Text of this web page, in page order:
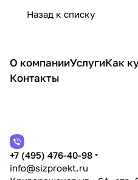
Назад к списку
О компанииУслугиКак
Контакты
+7 (495) 476-40-98
info@sizproekt.ru